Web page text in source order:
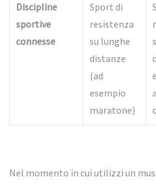
Discipline
sportive
connesse
Sport di
resistenza
su lunghe
distanze
(ad
esempio
maratone)
Nel momento in cui utilizzi un